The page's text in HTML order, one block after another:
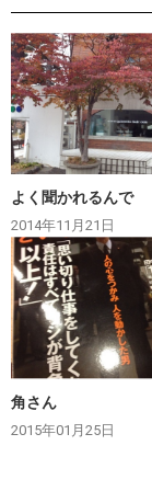
よく聞かれるんで
2014年11月21日
角さん
2015年01月25日